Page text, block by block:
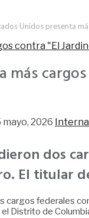
Unidos presenta
mayo, 2026
dos
El titular
federales
Distrito de